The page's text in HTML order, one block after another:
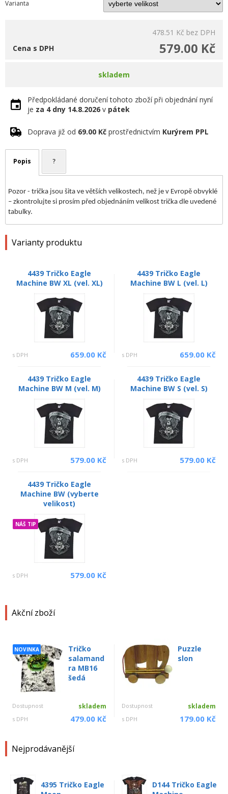
Akční zboží
NOVINKA
Tričko
salamand
ra MB16
šedá
Dostupnost skladem
s DPH 479.00 Kč
Puzzle
slon
Dostupnost skladem
s DPH 179.00 Kč
Nejprodávanější
4395 Tričko Eagle
D144 Tričko Eagle
Varianta
478.51 Kč bez DPH
579.00 Kč
Cena s DPH
skladem
Předpokládané doručení tohoto zboží při objednání nyní
je za 4 dny 14.8.2026 v pátek
Doprava již od 69.00 Kč prostřednictvím Kurýrem PPL
Popis ?
Pozor - trička jsou šita ve větších velikostech, než je v Evropě obvyklé
– zkontrolujte si prosím před objednáním velikost trička dle uvedené
tabulky.
Varianty produktu
4439 Tričko Eagle
Machine BW XL (vel. XL)
s DPH 659.00 Kč
4439 Tričko Eagle
Machine BW L (vel. L)
s DPH 659.00 Kč
4439 Tričko Eagle
Machine BW M (vel. M)
s DPH 579.00 Kč
4439 Tričko Eagle
Machine BW S (vel. S)
s DPH 579.00 Kč
4439 Tričko Eagle
Machine BW (vyberte
velikost)
NÁŠ TIP
s DPH 579.00 Kč